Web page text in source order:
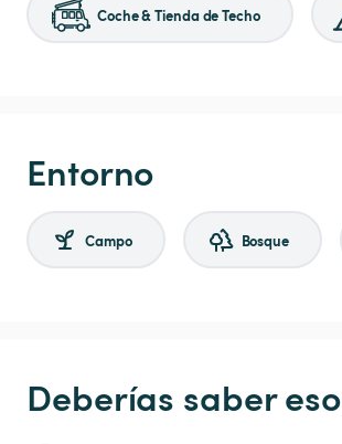
Coche & Tienda de Techo
Entorno
Campo Bosque
Deberías saber eso